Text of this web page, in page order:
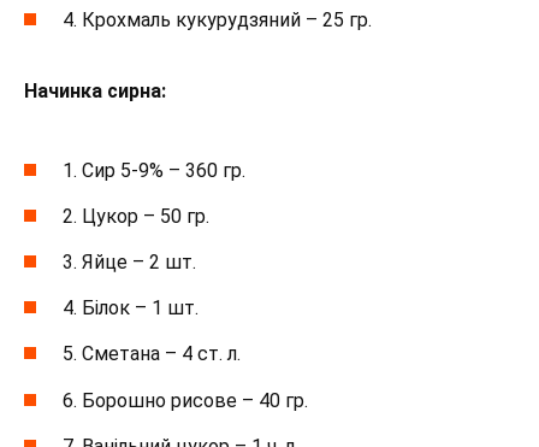
4. Крохмаль кукурудзяний – 25 гр.
Начинка сирна:
1. Сир 5-9% – 360 гр.
2. Цукор – 50 гр.
3. Яйце – 2 шт.
4. Білок – 1 шт.
5. Сметана – 4 ст. л.
6. Борошно рисове – 40 гр.